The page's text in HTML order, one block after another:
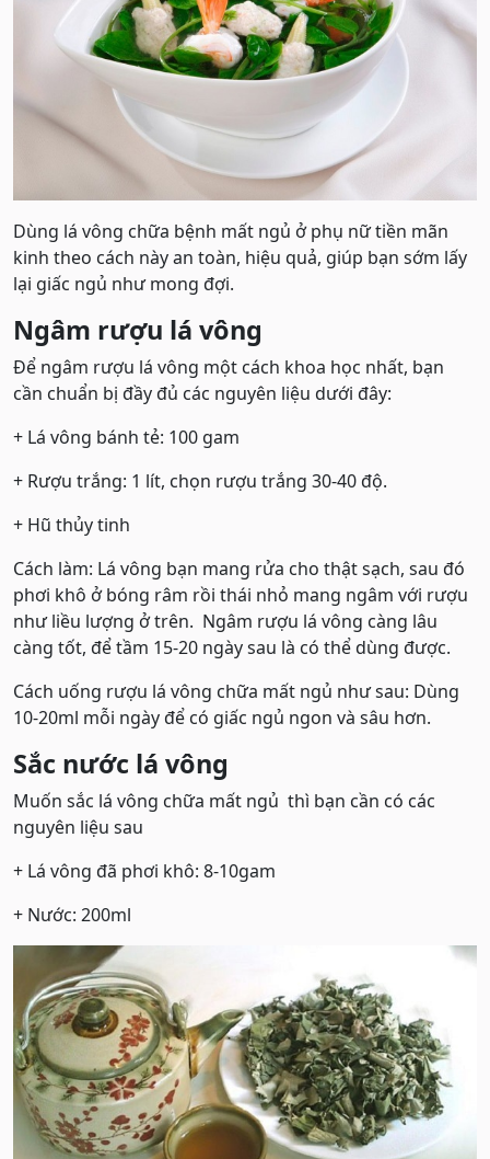
Dùng lá vông chữa bệnh mất ngủ ở phụ nữ tiền mãn
kinh theo cách này an toàn, hiệu quả, giúp bạn sớm lấy
lại giấc ngủ như mong đợi.
Ngâm rượu lá vông
Để ngâm rượu lá vông một cách khoa học nhất, bạn
cần chuẩn bị đầy đủ các nguyên liệu dưới đây:
+ Lá vông bánh tẻ: 100 gam
+ Rượu trắng: 1 lít, chọn rượu trắng 30-40 độ.
+ Hũ thủy tinh
Cách làm: Lá vông bạn mang rửa cho thật sạch, sau đó
phơi khô ở bóng râm rồi thái nhỏ mang ngâm với rượu
như liều lượng ở trên. Ngâm rượu lá vông càng lâu
càng tốt, để tầm 15-20 ngày sau là có thể dùng được.
Cách uống rượu lá vông chữa mất ngủ như sau: Dùng
10-20ml mỗi ngày để có giấc ngủ ngon và sâu hơn.
Sắc nước lá vông
Muốn sắc lá vông chữa mất ngủ thì bạn cần có các
nguyên liệu sau
+ Lá vông đã phơi khô: 8-10gam
+ Nước: 200ml